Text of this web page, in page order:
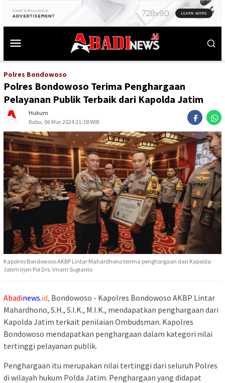
Polres Bondowoso
Polres Bondowoso Terima Penghargaan
Pelayanan Publik Terbaik dari Kapolda Jatim
Hukum
Rabu, 06 Mar 2024 21:38 WIB
Kapolres Bondowoso AKBP Lintar Mahardhono terima penghargaan dari Kapolda
Jatim Irjen Pol Drs. Imam Sugianto
Abadinews.id, Bondowoso - Kapolres Bondowoso AKBP Lintar
Mahardhono, S.H., S.I.K., M.I.K., mendapatkan penghargaan dari
Kapolda Jatim terkait penilaian Ombudsman. Kapolres
Bondowoso mendapatkan penghargaan dalam kategori nilai
tertinggi pelayanan publik.
Penghargaan itu merupakan nilai tertinggi dari seluruh Polres
di wilayah hukum Polda Jatim. Penghargaan yang didapat